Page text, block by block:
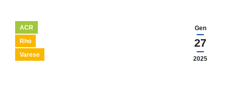
Gen
27
2025
ACR
Rho
Varese